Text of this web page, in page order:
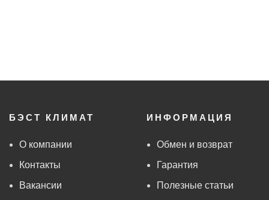
БЭСТ КЛИМАТ
О компании
Контакты
Вакансии
ИНФОРМАЦИЯ
Обмен и возврат
Гарантия
Полезные статьи